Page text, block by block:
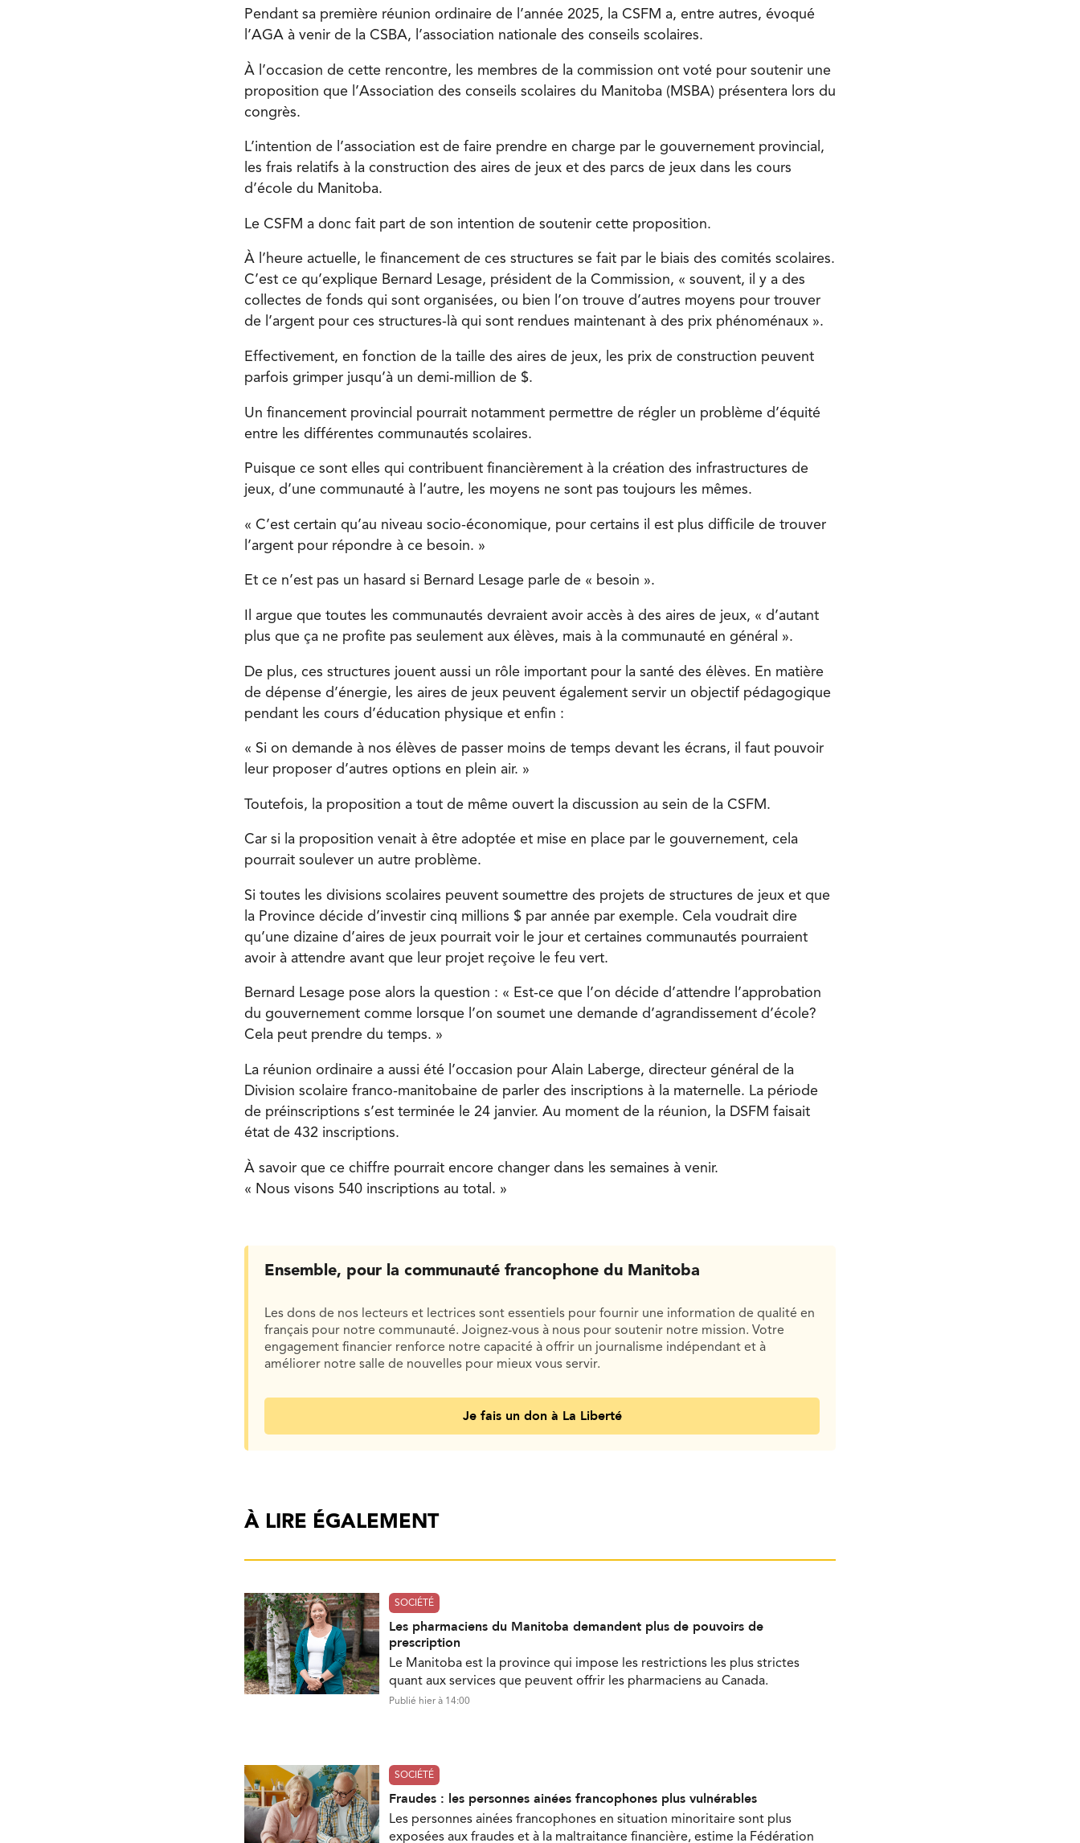
Pendant sa première réunion ordinaire de l’année 2025, la CSFM a, entre autres, évoqué
l’AGA à venir de la CSBA, l’association nationale des conseils scolaires.
À l’occasion de cette rencontre, les membres de la commission ont voté pour soutenir une
proposition que l’Association des conseils scolaires du Manitoba (MSBA) présentera lors du
congrès.
L’intention de l’association est de faire prendre en charge par le gouvernement provincial,
les frais relatifs à la construction des aires de jeux et des parcs de jeux dans les cours
d’école du Manitoba.
Le CSFM a donc fait part de son intention de soutenir cette proposition.
À l’heure actuelle, le financement de ces structures se fait par le biais des comités scolaires.
C’est ce qu’explique Bernard Lesage, président de la Commission, « souvent, il y a des
collectes de fonds qui sont organisées, ou bien l’on trouve d’autres moyens pour trouver
de l’argent pour ces structures-là qui sont rendues maintenant à des prix phénoménaux ».
Effectivement, en fonction de la taille des aires de jeux, les prix de construction peuvent
parfois grimper jusqu’à un demi-million de $.
Un financement provincial pourrait notamment permettre de régler un problème d’équité
entre les différentes communautés scolaires.
Puisque ce sont elles qui contribuent financièrement à la création des infrastructures de
jeux, d’une communauté à l’autre, les moyens ne sont pas toujours les mêmes.
« C’est certain qu’au niveau socio-économique, pour certains il est plus difficile de trouver
l’argent pour répondre à ce besoin. »
Et ce n’est pas un hasard si Bernard Lesage parle de « besoin ».
Il argue que toutes les communautés devraient avoir accès à des aires de jeux, « d’autant
plus que ça ne profite pas seulement aux élèves, mais à la communauté en général ».
De plus, ces structures jouent aussi un rôle important pour la santé des élèves. En matière
de dépense d’énergie, les aires de jeux peuvent également servir un objectif pédagogique
pendant les cours d’éducation physique et enfin :
« Si on demande à nos élèves de passer moins de temps devant les écrans, il faut pouvoir
leur proposer d’autres options en plein air. »
Toutefois, la proposition a tout de même ouvert la discussion au sein de la CSFM.
Car si la proposition venait à être adoptée et mise en place par le gouvernement, cela
pourrait soulever un autre problème.
Si toutes les divisions scolaires peuvent soumettre des projets de structures de jeux et que
la Province décide d’investir cinq millions $ par année par exemple. Cela voudrait dire
qu’une dizaine d’aires de jeux pourrait voir le jour et certaines communautés pourraient
avoir à attendre avant que leur projet reçoive le feu vert.
Bernard Lesage pose alors la question : « Est-ce que l’on décide d’attendre l’approbation
du gouvernement comme lorsque l’on soumet une demande d’agrandissement d’école?
Cela peut prendre du temps. »
La réunion ordinaire a aussi été l’occasion pour Alain Laberge, directeur général de la
Division scolaire franco-manitobaine de parler des inscriptions à la maternelle. La période
de préinscriptions s’est terminée le 24 janvier. Au moment de la réunion, la DSFM faisait
état de 432 inscriptions.
À savoir que ce chiffre pourrait encore changer dans les semaines à venir.
« Nous visons 540 inscriptions au total. »
Ensemble, pour la communauté francophone du Manitoba
Les dons de nos lecteurs et lectrices sont essentiels pour fournir une information de qualité en
français pour notre communauté. Joignez-vous à nous pour soutenir notre mission. Votre
engagement financier renforce notre capacité à offrir un journalisme indépendant et à
améliorer notre salle de nouvelles pour mieux vous servir.
Je fais un don à La Liberté
À LIRE ÉGALEMENT
SOCIÉTÉ
Les pharmaciens du Manitoba demandent plus de pouvoirs de
prescription
Le Manitoba est la province qui impose les restrictions les plus strictes
quant aux services que peuvent offrir les pharmaciens au Canada.
Publié hier à 14:00
SOCIÉTÉ
Fraudes : les personnes ainées francophones plus vulnérables
Les personnes ainées francophones en situation minoritaire sont plus
exposées aux fraudes et à la maltraitance financière, estime la Fédération